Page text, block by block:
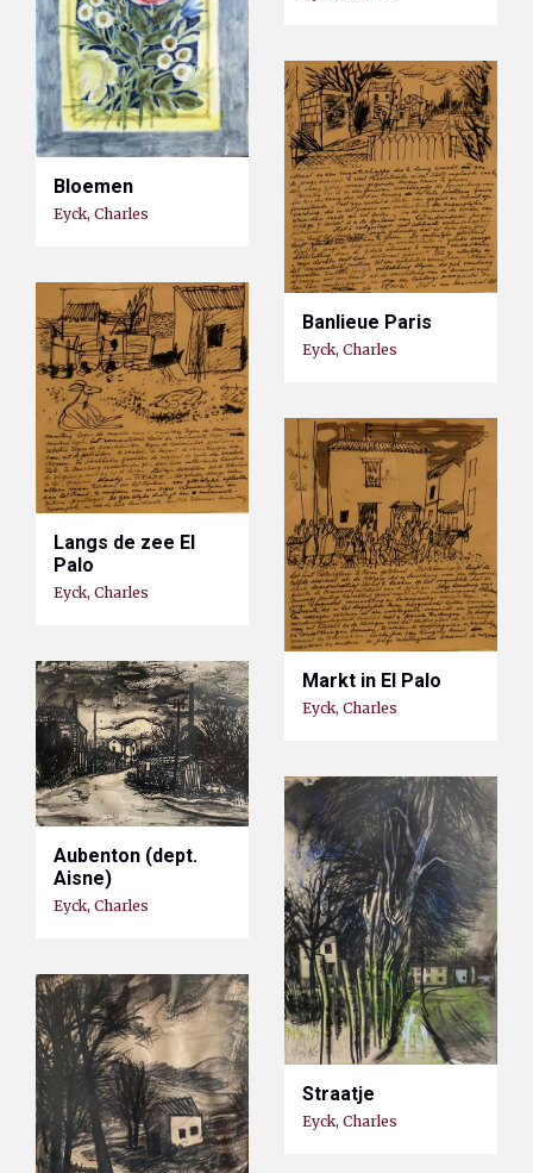
Bloemen
Eyck, Charles
Banlieue Paris
Eyck, Charles
Langs de zee El
Palo
Eyck, Charles
Markt in El Palo
Eyck, Charles
Aubenton (dept.
Aisne)
Eyck, Charles
Straatje
Eyck, Charles